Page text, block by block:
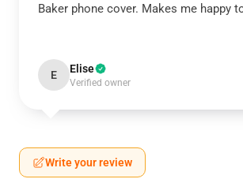
Baker phone cover. Makes me happy
E Elise
Verified owner
Write your review